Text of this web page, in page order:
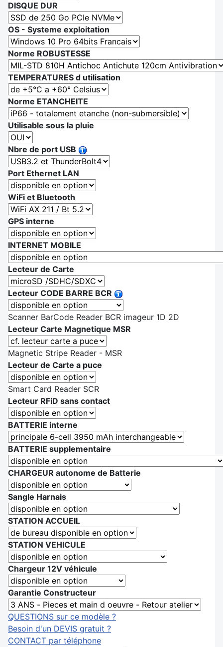
DISQUE DUR
OS - Systeme exploitation
Norme ROBUSTESSE
TEMPERATURES d utilisation
Norme ETANCHEITE
Utilisable sous la pluie
Nbre de port USB
Port Ethernet LAN
WiFi et Bluetooth
GPS interne
INTERNET MOBILE
Lecteur de Carte
Lecteur CODE BARRE BCR
Scanner BarCode Reader BCR imageur 1D 2D
Lecteur Carte Magnetique MSR
Magnetic Stripe Reader - MSR
Lecteur de Carte a puce
Smart Card Reader SCR
Lecteur RFiD sans contact
BATTERIE interne
BATTERIE supplementaire
CHARGEUR autonome de Batterie
Sangle Harnais
STATION ACCUEIL
STATION VEHICULE
Chargeur 12V véhicule
Garantie Constructeur
QUESTIONS sur ce modèle ?
Besoin d'un DEVIS gratuit ?
CONTACT par téléphone